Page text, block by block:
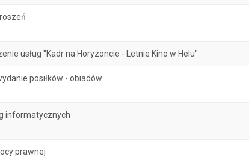
usług "Kadr na Horyzoncie - Letnie Kino w Helu"
posiłków - obiadów
informatycznych
prawnej